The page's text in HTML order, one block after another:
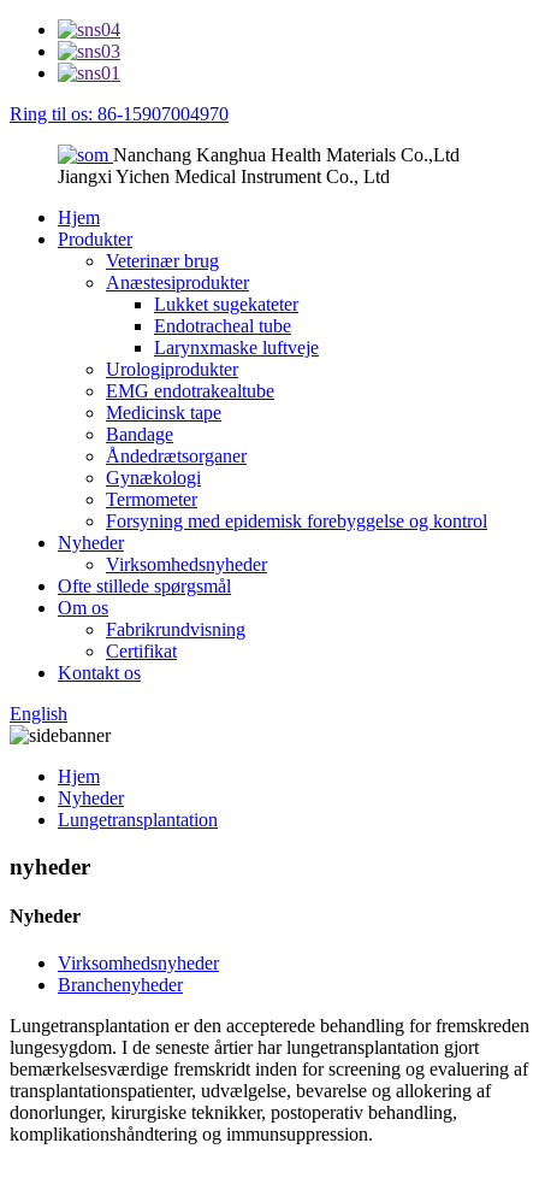
Ring til os: 86-15907004970
Nanchang Kanghua Health Materials Co.,Ltd
Jiangxi Yichen Medical Instrument Co., Ltd
Hjem
Produkter
Veterinær brug
Anæstesiprodukter
Lukket sugekateter
Endotracheal tube
Larynxmaske luftveje
Urologiprodukter
EMG endotrakealtube
Medicinsk tape
Bandage
Åndedrætsorganer
Gynækologi
Termometer
Forsyning med epidemisk forebyggelse og kontrol
Nyheder
Virksomhedsnyheder
Ofte stillede spørgsmål
Om os
Fabrikrundvisning
Certifikat
Kontakt os
English
Hjem
Nyheder
Lungetransplantation
nyheder
Nyheder
Virksomhedsnyheder
Branchenyheder
Lungetransplantation er den accepterede behandling for fremskreden
lungesygdom. I de seneste årtier har lungetransplantation gjort
bemærkelsesværdige fremskridt inden for screening og evaluering af
transplantationspatienter, udvælgelse, bevarelse og allokering af
donorlunger, kirurgiske teknikker, postoperativ behandling,
komplikationshåndtering og immunsuppression.